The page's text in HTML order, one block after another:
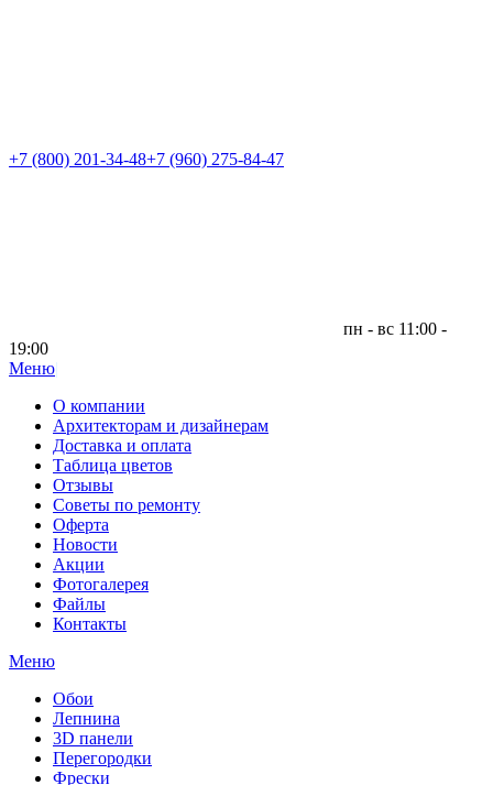
+7 (800) 201-34-48+7 (960) 275-84-47
пн - вс 11:00 -
19:00
Меню|
О компании
Архитекторам и дизайнерам
Доставка и оплата
Таблица цветов
Отзывы
Советы по ремонту
Оферта
Новости
Акции
Фотогалерея
Файлы
Контакты
Меню
Обои
Лепнина
3D панели
Перегородки
Фрески